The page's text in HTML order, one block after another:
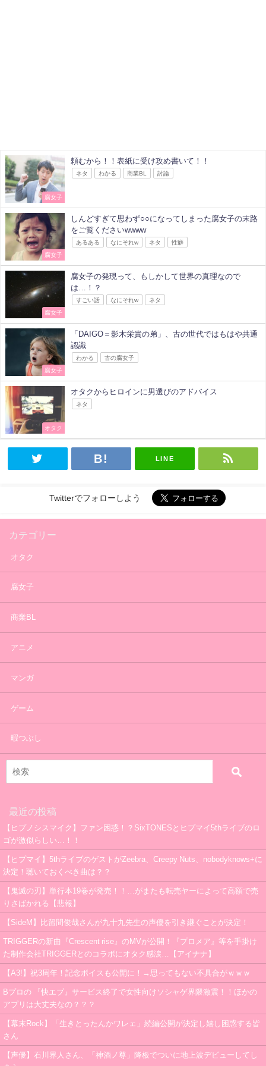
腐女子
頼むから！！表紙に受け攻め書いて！！
ネタ わかる 商業BL 討論
腐女子
しんどすぎて思わず○○になってしまった腐女子の末路
をご覧くださいwwww
あるある なにそれw ネタ 性癖
腐女子
腐女子の発現って、もしかして世界の真理なので
は…！？
すごい話 なにそれw ネタ
腐女子
「DAIGO＝影木栄貴の弟」、古の世代ではもはや共通
認識
わかる 古の腐女子
オタク
オタクからヒロインに男選びのアドバイス
ネタ
LINE
Twitterでフォローしよう
カテゴリー
オタク
腐女子
商業BL
アニメ
マンガ
ゲーム
暇つぶし
最近の投稿
【ヒプノシスマイク】ファン困惑！？SixTONESとヒプマイ5thライブのロ
ゴが激似らしい…！！
【ヒプマイ】5thライブのゲストがZeebra、Creepy Nuts、nobodyknows+に
決定！聴いておくべき曲は？？
【鬼滅の刃】単行本19巻が発売！！…がまたも転売ヤーによって高額で売
りさばかれる【悲報】
【SideM】比留間俊哉さんが九十九先生の声優を引き継ぐことが決定！
TRIGGERの新曲『Crescent rise』のMVが公開！『プロメア』等を手掛け
た制作会社TRIGGERとのコラボにオタク感涙…【アイナナ】
【A3!】祝3周年！記念ボイスも公開に！→思ってもない不具合がｗｗｗ
Bプロの 『快エブ』サービス終了で女性向けソシャゲ界隈激震！！ほかの
アプリは大丈夫なの？？？
【幕末Rock】「生きとったんかワレェ」続編公開が決定し嬉し困惑する皆
さん
【声優】石川界人さん、「神酒ノ尊」降板でついに地上波デビューしてし